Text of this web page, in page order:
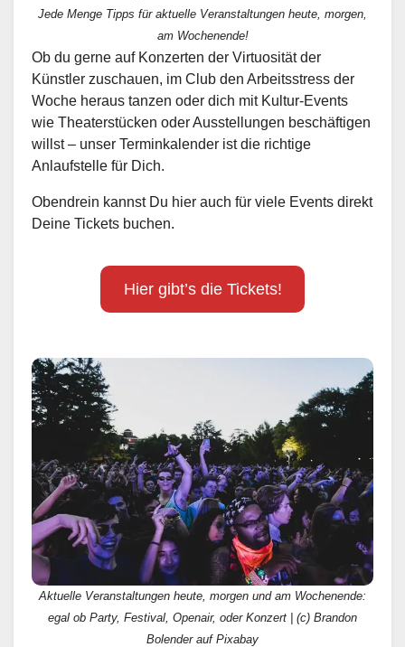
Jede Menge Tipps für aktuelle Veranstaltungen heute, morgen,
am Wochenende!
Ob du gerne auf Konzerten der Virtuosität der
Künstler zuschauen, im Club den Arbeitsstress der
Woche heraus tanzen oder dich mit Kultur-Events
wie Theaterstücken oder Ausstellungen beschäftigen
willst – unser Terminkalender ist die richtige
Anlaufstelle für Dich.
Obendrein kannst Du hier auch für viele Events direkt
Deine Tickets buchen.
Hier gibt’s die Tickets!
Aktuelle Veranstaltungen heute, morgen und am Wochenende:
egal ob Party, Festival, Openair, oder Konzert | (c) Brandon
Bolender auf Pixabay